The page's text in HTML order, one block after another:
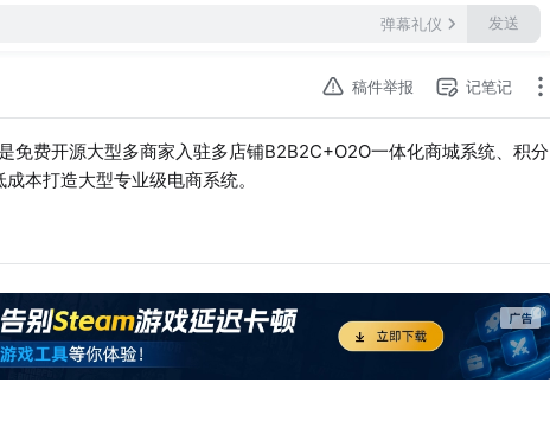
弹幕礼仪 发送
稿件举报 记笔记
费开源大型多商家入驻多店铺B2B2C+O2O一体化商城系统、积分
本打造大型专业级电商系统。